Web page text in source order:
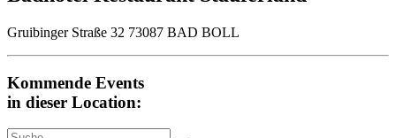
Gruibinger Straße 32 73087 BAD BOLL
Kommende Events
in dieser Location: